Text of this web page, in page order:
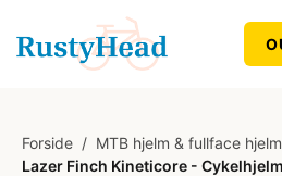
Forside / MTB hjelm & fullface hjelm
Lazer Finch Kineticore -